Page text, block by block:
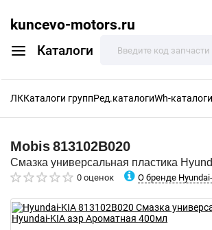
kuncevo-motors.ru
Каталоги
ЛККаталоги группРед.каталогиWh-каталоги
Mobis813102B020
Смазка универсальная пластика
0 оценок О бренде